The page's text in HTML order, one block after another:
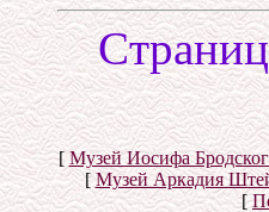
[ Музей Иосифа
[Музей Аркадия
[